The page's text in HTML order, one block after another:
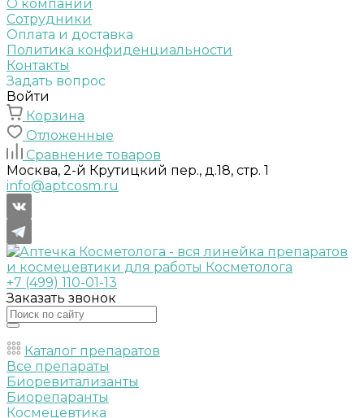
О компании
Сотрудники
Оплата и доставка
Политика конфиденциальности
Контакты
Задать вопрос
Войти
Корзина
Отложенные
Сравнение товаров
Москва, 2-й Крутицкий пер., д.18, стр. 1
info@aptcosm.ru
+7 (499) 110-01-13
Заказать звонок
Каталог препаратов
Все препараты
Биоревитализанты
Биорепаранты
Космецевтика